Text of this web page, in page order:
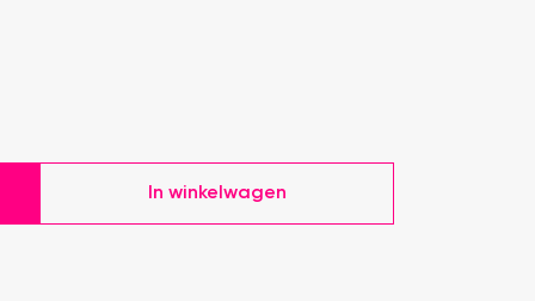
In winkelwagen